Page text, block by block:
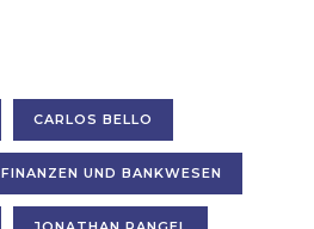
CARLOS BELLO
FINANZEN UND BANKWESEN